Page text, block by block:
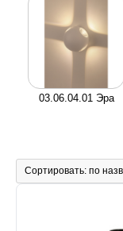
03.06.04.01 Эра
Сортировать: по